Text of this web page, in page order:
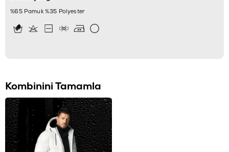
%65 Pamuk %35 Polyester
Kombinini Tamamla